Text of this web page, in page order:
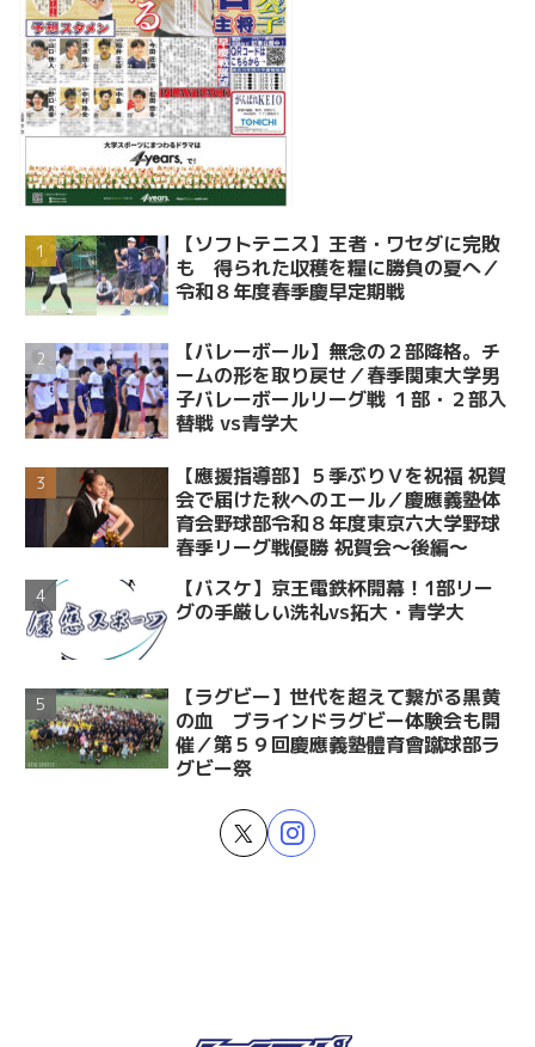
【ソフトテニス】王者・ワセダに完敗
も 得られた収穫を糧に勝負の夏へ／
令和８年度春季慶早定期戦
【バレーボール】無念の２部降格。チ
ームの形を取り戻せ／春季関東大学男
子バレーボールリーグ戦 １部・２部入
替戦 vs青学大
【應援指導部】５季ぶりＶを祝福 祝賀
会で届けた秋へのエール／慶應義塾体
育会野球部令和８年度東京六大学野球
春季リーグ戦優勝 祝賀会～後編～
【バスケ】京王電鉄杯開幕！1部リー
グの手厳しい洗礼vs拓大・青学大
【ラグビー】世代を超えて繋がる黒黄
の血 ブラインドラグビー体験会も開
催／第５９回慶應義塾體育會蹴球部ラ
グビー祭